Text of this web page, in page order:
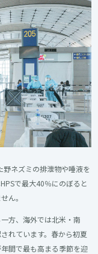
野ネズミの排泄物や唾液を
で最大40％にのぼると
ん。
方、海外では北米・南
れています。春から初夏
間で最も高まる季節を迎